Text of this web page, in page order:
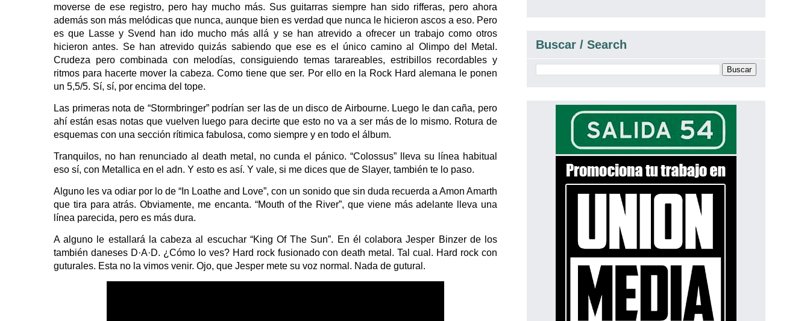
moverse de ese registro, pero hay mucho más. Sus guitarras siempre han sido rifferas, pero ahora
además son más melódicas que nunca, aunque bien es verdad que nunca le hicieron ascos a eso. Pero
es que Lasse y Svend han ido mucho más allá y se han atrevido a ofrecer un trabajo como otros
hicieron antes. Se han atrevido quizás sabiendo que ese es el único camino al Olimpo del Metal.
Crudeza pero combinada con melodías, consiguiendo temas tarareables, estribillos recordables y
ritmos para hacerte mover la cabeza. Como tiene que ser. Por ello en la Rock Hard alemana le ponen
un 5,5/5. Sí, sí, por encima del tope.
Las primeras nota de “Stormbringer” podrían ser las de un disco de Airbourne. Luego le dan caña, pero
ahí están esas notas que vuelven luego para decirte que esto no va a ser más de lo mismo. Rotura de
esquemas con una sección rítimica fabulosa, como siempre y en todo el álbum.
Tranquilos, no han renunciado al death metal, no cunda el pánico. “Colossus” lleva su línea habitual
eso sí, con Metallica en el adn. Y esto es así. Y vale, si me dices que de Slayer, también te lo paso.
Alguno les va odiar por lo de “In Loathe and Love”, con un sonido que sin duda recuerda a Amon Amarth
que tira para atrás. Obviamente, me encanta. “Mouth of the River”, que viene más adelante lleva una
línea parecida, pero es más dura.
A alguno le estallará la cabeza al escuchar “King Of The Sun”. En él colabora Jesper Binzer de los
también daneses D·A·D. ¿Cómo lo ves? Hard rock fusionado con death metal. Tal cual. Hard rock con
guturales. Esta no la vimos venir. Ojo, que Jesper mete su voz normal. Nada de gutural.
Buscar / Search